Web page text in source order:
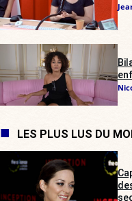
LES PLUS LUS DU